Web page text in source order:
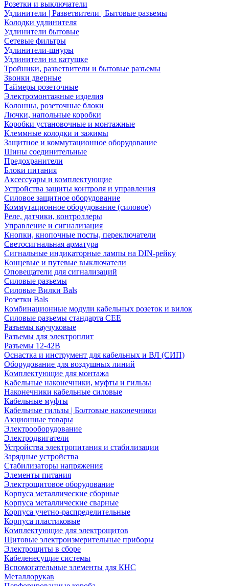
Розетки и выключатели
Удлинители | Разветвители | Бытовые разъемы
Колодки удлинителя
Удлинители бытовые
Сетевые фильтры
Удлинители-шнуры
Удлинители на катушке
Тройники, разветвители и бытовые разъемы
Звонки дверные
Таймеры розеточные
Электромонтажные изделия
Колонны, розеточные блоки
Лючки, напольные коробки
Коробки установочные и монтажные
Клеммные колодки и зажимы
Защитное и коммутационное оборудование
Шины соединительные
Предохранители
Блоки питания
Аксессуары и комплектующие
Устройства защиты контроля и управления
Силовое защитное оборудование
Коммутационное оборудование (силовое)
Реле, датчики, контроллеры
Управление и сигнализация
Кнопки, кнопочные посты, переключатели
Светосигнальная арматура
Сигнальные индикаторные лампы на DIN-рейку
Концевые и путевые выключатели
Оповещатели для сигнализаций
Силовые разъемы
Силовые Вилки Bals
Розетки Bals
Комбинационные модули кабельных розеток и вилок
Силовые разъемы стандарта CEE
Разъемы каучуковые
Разъемы для электроплит
Разъемы 12-42В
Оснастка и инструмент для кабельных и ВЛ (СИП)
Оборудование для воздушных линий
Комплектующие для монтажа
Кабельные наконечники, муфты и гильзы
Наконечники кабельные силовые
Кабельные муфты
Кабельные гильзы | Болтовые наконечники
Акционные товары
Электрооборудование
Электродвигатели
Устройства электропитания и стабилизации
Зарядные устройства
Стабилизаторы напряжения
Элементы питания
Электрощитовое оборудование
Корпуса металлические сборные
Корпуса металлические сварные
Корпуса учетно-распределительные
Корпуса пластиковые
Комплектующие для электрощитов
Щитовые электроизмерительные приборы
Электрощиты в сборе
Кабеленесущие системы
Вспомогательные элементы для КНС
Металлорукав